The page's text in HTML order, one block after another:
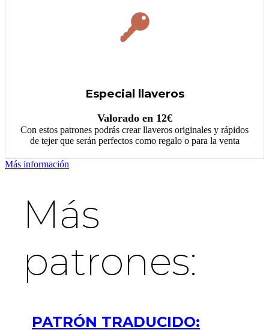
Especial llaveros
Valorado en 12€
Con estos patrones podrás crear llaveros originales y rápidos
de tejer que serán perfectos como regalo o para la venta
Más información
Más
patrones:
PATRÓN TRADUCIDO: